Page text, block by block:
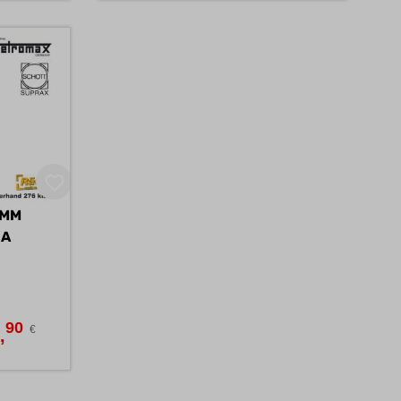
SUPRAX-SCHOTT, KLAR A
,90 €